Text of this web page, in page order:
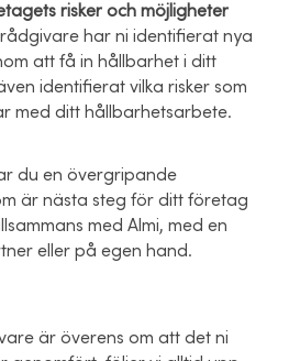
risker och möjligheter
har ni identifierat nya
att få in hållbarhet i ditt
identifierat vilka risker som
med ditt hållbarhetsarbete.
du en övergripande
är nästa steg för ditt företag
med Almi, med en
eller på egen hand.
är överens om att det ni